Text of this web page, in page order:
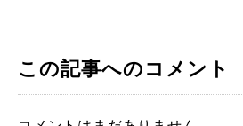
この記事へのコメント